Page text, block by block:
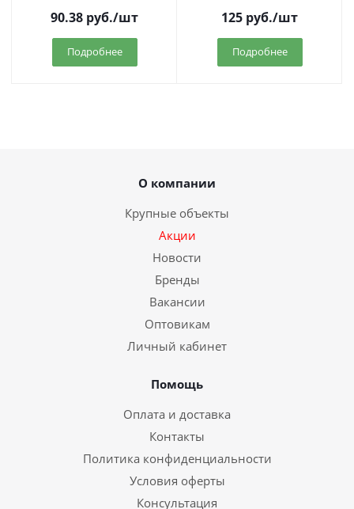
90.38 руб./шт
Подробнее
125 руб./шт
Подробнее
О компании
Крупные объекты
Акции
Новости
Бренды
Вакансии
Оптовикам
Личный кабинет
Помощь
Оплата и доставка
Контакты
Политика конфиденциальности
Условия оферты
Консультация